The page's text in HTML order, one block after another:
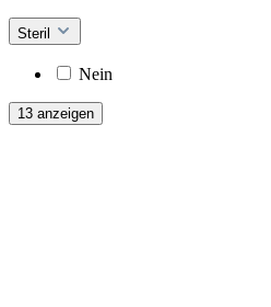
Steril
Nein
13 anzeigen